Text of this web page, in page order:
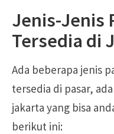
Jenis-Jenis
Tersedia di
Ada beberapa jenis
tersedia di pasar,
jakarta yang bisa
berikut ini: